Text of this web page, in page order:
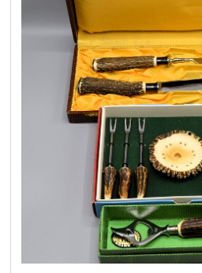
KONTAKT
NEWSLETTER